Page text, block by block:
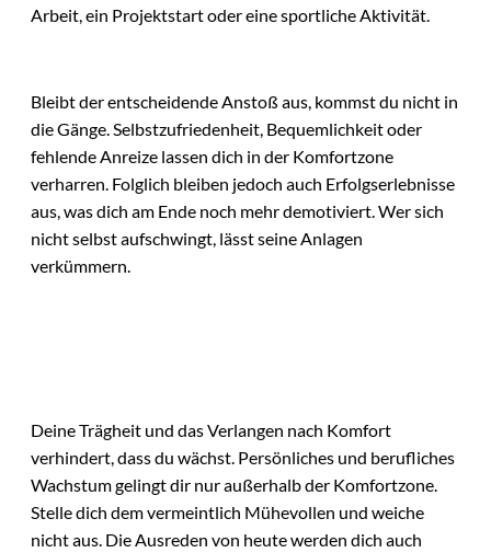
Arbeit, ein Projektstart oder eine sportliche Aktivität.
Bleibt der entscheidende Anstoß aus, kommst du nicht in
die Gänge. Selbstzufriedenheit, Bequemlichkeit oder
fehlende Anreize lassen dich in der Komfortzone
verharren. Folglich bleiben jedoch auch Erfolgserlebnisse
aus, was dich am Ende noch mehr demotiviert. Wer sich
nicht selbst aufschwingt, lässt seine Anlagen
verkümmern.
Deine Trägheit und das Verlangen nach Komfort
verhindert, dass du wächst. Persönliches und berufliches
Wachstum gelingt dir nur außerhalb der Komfortzone.
Stelle dich dem vermeintlich Mühevollen und weiche
nicht aus. Die Ausreden von heute werden dich auch